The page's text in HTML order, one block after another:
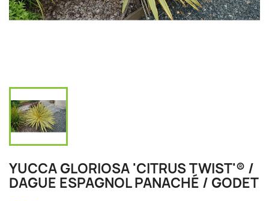
YUCCA GLORIOSA 'CITRUS TWIST'® /
DAGUE ESPAGNOL PANACHÉ / GODET